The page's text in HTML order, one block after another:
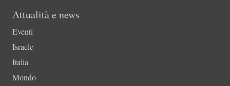
Attualità e news
Eventi
Israele
Italia
Mondo